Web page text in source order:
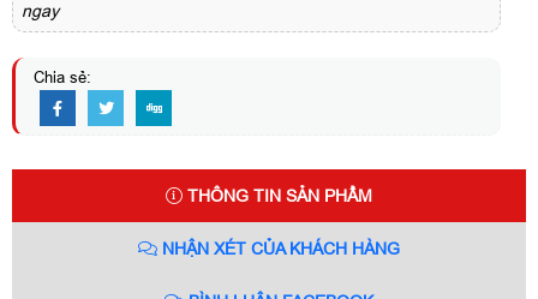
ngay
Chia sẻ:
THÔNG TIN SẢN PHẨM
NHẬN XÉT CỦA KHÁCH HÀNG